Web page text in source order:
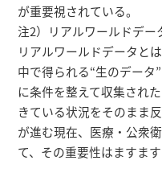
が重要視されている。
注2）リアルワールドデー
リアルワールドデータと
中で得られる“生のデータ
に条件を整えて収集され
きている状況をそのまま
が進む現在、医療・公衆
て、その重要性はますます